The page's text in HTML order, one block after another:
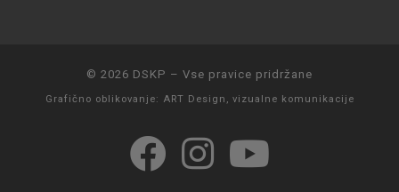
© 2026 DSKP – Vse pravice pridržane
Grafično oblikovanje: ART Design, vizualne komunikacije